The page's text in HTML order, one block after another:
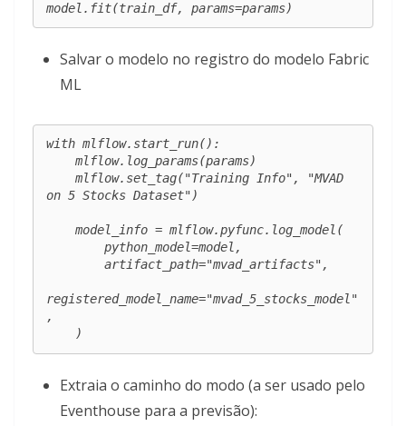
model.fit(train_df, params=params)
Salvar o modelo no registro do modelo Fabric
ML
with mlflow.start_run():
on 5 Stocks Dataset")
registered_model_name="mvad_5_stocks_model"
,
    )
Extraia o caminho do modo (a ser usado pelo
Eventhouse para a previsão):